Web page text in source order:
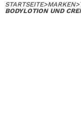
STARTSEITE>MARKEN>
BODYLOTION UND